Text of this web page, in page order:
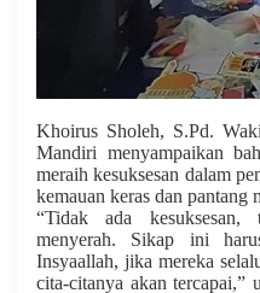
Khoirus Sholeh, S.Pd.
Mandiri menyampaikan
meraih kesuksesan dalam
kemauan keras dan pantang
“Tidak ada kesuksesan,
menyerah. Sikap ini
Insyaallah, jika mereka
cita-citanya akan